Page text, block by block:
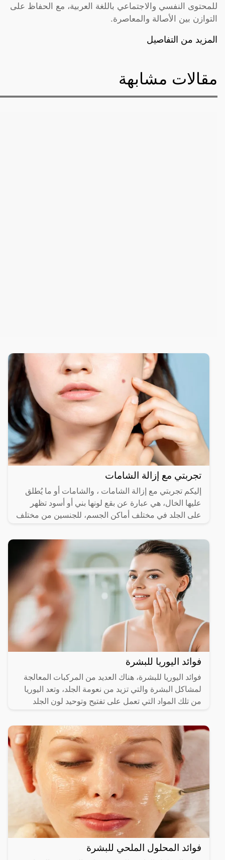
للمحتوى النفسي والاجتماعي باللغة العربية، مع الحفاظ على
التوازن بين الأصالة والمعاصرة.
المزيد من التفاصيل
مقالات مشابهة
تجربتي مع إزالة الشامات
إليكم تجربتي مع إزالة الشامات ، والشامات أو ما يُطلق
عليها الخال، هي عبارة عن بقع لونها بني أو أسود تظهر
على الجلد في مختلف أماكن الجسم، للجنسين من مختلف
فوائد اليوريا للبشرة
فوائد اليوريا للبشرة، هناك العديد من المركبات المعالجة
لمشاكل البشرة والتي تزيد من نعومة الجلد، وتعد اليوريا
من تلك المواد التي تعمل على تفتيح وتوحيد لون الجلد
فوائد المحلول الملحي للبشرة